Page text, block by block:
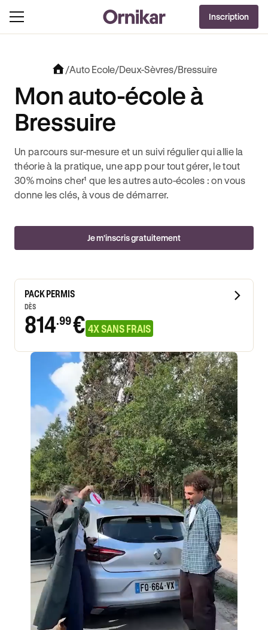
OFFRE EXCLUSIVE
+ 3 MOIS DEEZER PREMIUM OFFERTS* !JUSQU’À 170€ OFFERTS AVEC
J'EN PROFITE !
Inscription
/Auto Ecole/Deux-Sèvres/Bressuire
Mon auto-école à
Bressuire
Un parcours sur-mesure et un suivi régulier qui allie la
théorie à la pratique, une app pour tout gérer, le tout
30% moins cher¹ que les autres auto-écoles : on vous
donne les clés, à vous de démarrer.
Je m'inscris gratuitement
PACK PERMIS
DÈS
814.99€ 4X SANS FRAIS